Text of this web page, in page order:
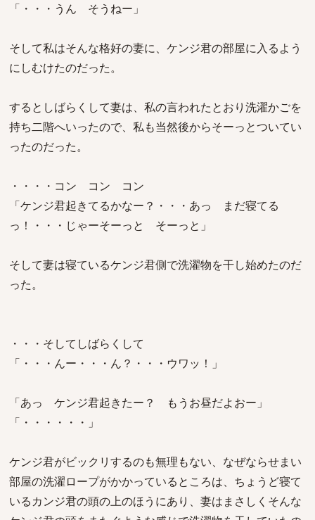
「・・・うん そうねー」
そして私はそんな格好の妻に、ケンジ君の部屋に入るよう
にしむけたのだった。
するとしばらくして妻は、私の言われたとおり洗濯かごを
持ち二階へいったので、私も当然後からそーっとついてい
ったのだった。
・・・・コン コン コン
「ケンジ君起きてるかなー？・・・あっ まだ寝てる
っ！・・・じゃーそーっと そーっと」
そして妻は寝ているケンジ君側で洗濯物を干し始めたのだ
った。
・・・そしてしばらくして
「・・・んー・・・ん？・・・ウワッ！」
「あっ ケンジ君起きたー？ もうお昼だよおー」
「・・・・・・」
ケンジ君がビックリするのも無理もない、なぜならせまい
部屋の洗濯ロープがかかっているところは、ちょうど寝て
いるカンジ君の頭の上のほうにあり、妻はまさしくそんな